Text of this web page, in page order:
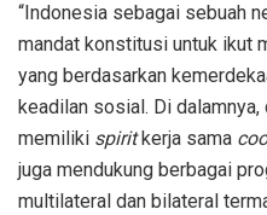
“Indonesia sebagai sebuah
mandat konstitusi untuk ikut
yang berdasarkan
keadilan sosial. Di dalamnya,
memiliki spiritkerja sama
juga mendukung berbagai
multilateral dan bilateral